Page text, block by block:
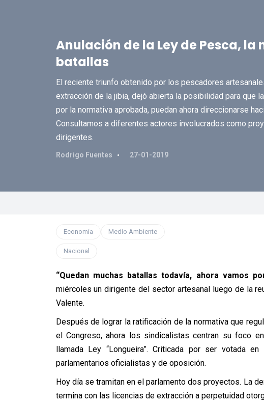
Anulación de la Ley de Pesca,
batallas
El reciente triunfo obtenido por los pescadores
extracción de la jibia, dejó abierta la posibilidad para que
por la normativa aprobada, puedan ahora direccionarse
Consultamos a diferentes actores involucrados como
dirigentes.
Rodrigo Fuentes 27-01-2019
Economía Medio Ambiente
Nacional
“Quedan muchas batallas todavía, ahora vamos
miércoles un dirigente del sector artesanal luego de la
Valente.
Después de lograr la ratificación de la normativa que
el Congreso, ahora los sindicalistas centran su foco
llamada Ley “Longueira”. Criticada por ser votada
parlamentarios oficialistas y de oposición.
Hoy día se tramitan en el parlamento dos proyectos. La
termina con las licencias de extracción a perpetuidad